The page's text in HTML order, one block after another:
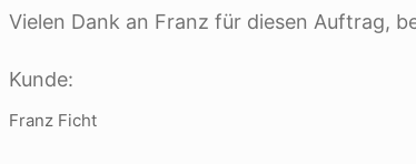
Vielen Dank an Franz für diesen Auftrag,
Kunde:
Franz Ficht